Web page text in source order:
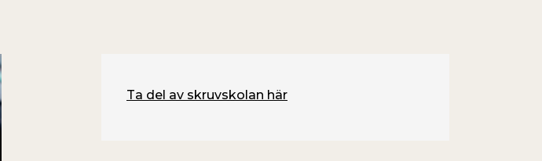
Ta del av skruvskolan här